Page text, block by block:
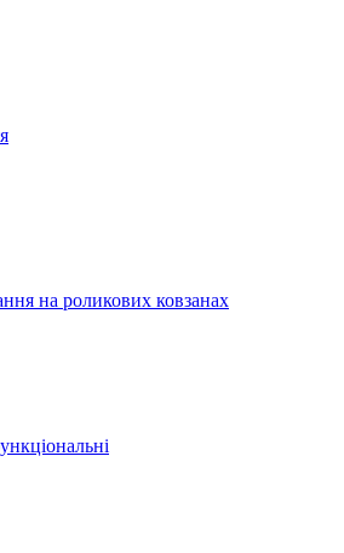
на роликових ковзанах